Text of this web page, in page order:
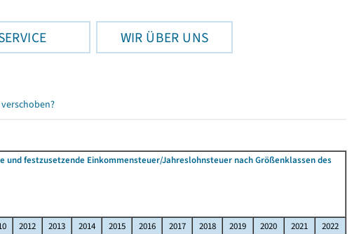
WIR ÜBER UNS
festzusetzende Einkommensteuer/Jahreslohnsteuer nach Größenklassen des
2012 2013 2014 2015 2016 2017 2018 2019 2020 2021
2022